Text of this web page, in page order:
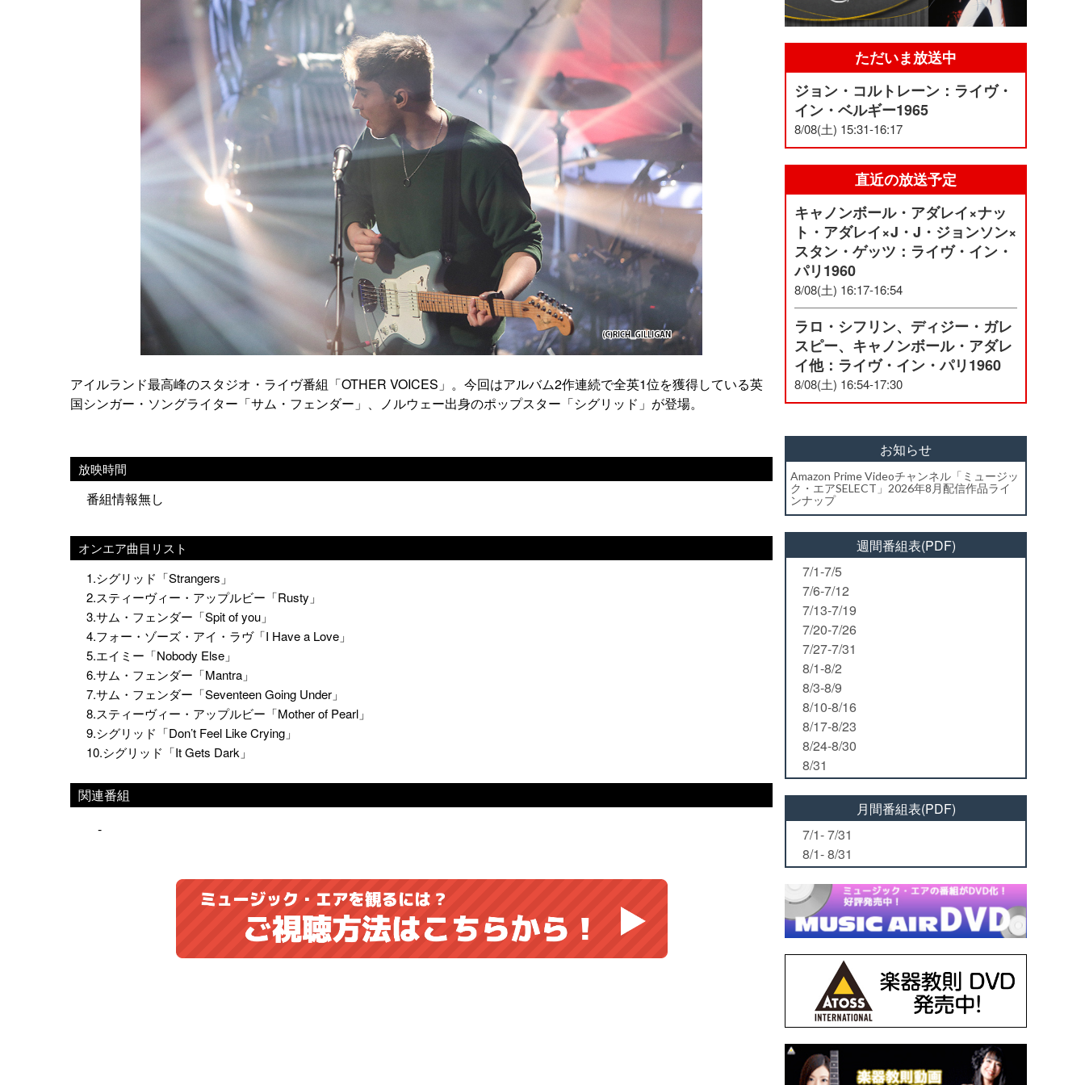
アイルランド最高峰のスタジオ・ライヴ番組「OTHER VOICES」。今回はアルバム2作連続で全英1位を獲得している英
国シンガー・ソングライター「サム・フェンダー」、ノルウェー出身のポップスター「シグリッド」が登場。
放映時間
番組情報無し
オンエア曲目リスト
1.シグリッド「Strangers」
2.スティーヴィー・アップルビー「Rusty」
3.サム・フェンダー「Spit of you」
4.フォー・ゾーズ・アイ・ラヴ「I Have a Love」
5.エイミー「Nobody Else」
6.サム・フェンダー「Mantra」
7.サム・フェンダー「Seventeen Going Under」
8.スティーヴィー・アップルビー「Mother of Pearl」
9.シグリッド「Don’t Feel Like Crying」
10.シグリッド「It Gets Dark」
関連番組
-
ただいま放送中
ジョン・コルトレーン：ライヴ・
イン・ベルギー1965
8/08(土) 15:31-16:17
直近の放送予定
キャノンボール・アダレイ×ナッ
ト・アダレイ×J・J・ジョンソン×
スタン・ゲッツ：ライヴ・イン・
パリ1960
8/08(土) 16:17-16:54
ラロ・シフリン、ディジー・ガレ
スピー、キャノンボール・アダレ
イ他：ライヴ・イン・パリ1960
8/08(土) 16:54-17:30
お知らせ
Amazon Prime Videoチャンネル「ミュージッ
ク・エアSELECT」2026年8月配信作品ライ
ンナップ
週間番組表(PDF)
7/1-7/5
7/6-7/12
7/13-7/19
7/20-7/26
7/27-7/31
8/1-8/2
8/3-8/9
8/10-8/16
8/17-8/23
8/24-8/30
8/31
月間番組表(PDF)
7/1- 7/31
8/1- 8/31